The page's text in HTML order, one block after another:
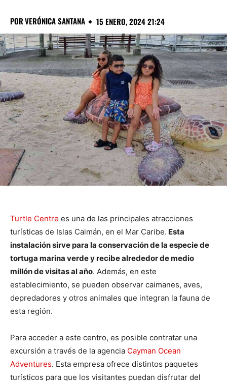
PORVERÓNICA SANTANA 15 ENERO, 2024 21:24
Turtle Centre es una de las principales atracciones
turísticas de Islas Caimán, en el Mar Caribe. Esta
instalación sirve para la conservación de la especie de
tortuga marina verde y recibe alrededor de medio
millón de visitas al año. Además, en este
establecimiento, se pueden observar caimanes, aves,
depredadores y otros animales que integran la fauna de
esta región.
Para acceder a este centro, es posible contratar una
excursión a través de la agencia Cayman Ocean
Adventures. Esta empresa ofrece distintos paquetes
turísticos para que los visitantes puedan disfrutar del